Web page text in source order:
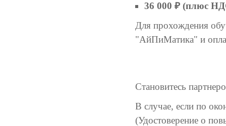
36 000 ₽ (плюс
Для прохождения
"АйПиМатика" и
Становитесь
В случае, если по
(Удостоверение о